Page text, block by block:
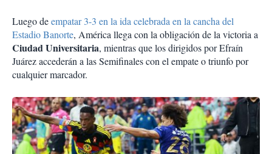
Luego deempatar 3-3 en la ida celebrada en la cancha del
Estadio Banorte, América llega con la obligación de la victoria a
Ciudad Universitaria, mientras que los dirigidos por Efraín
Juárez accederán a las Semifinales con el empate o triunfo por
cualquier marcador.